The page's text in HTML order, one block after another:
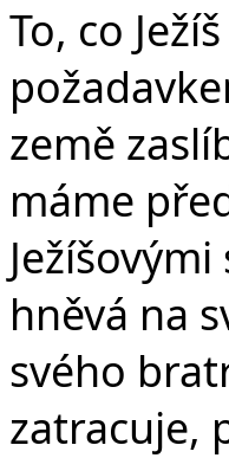
To, co
země
máme
hněvá na
svého
zatracuje,